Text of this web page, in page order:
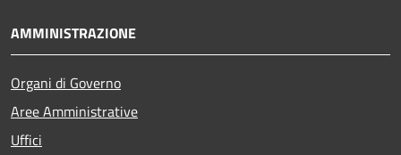
AMMINISTRAZIONE
Organi di Governo
Aree Amministrative
Uffici